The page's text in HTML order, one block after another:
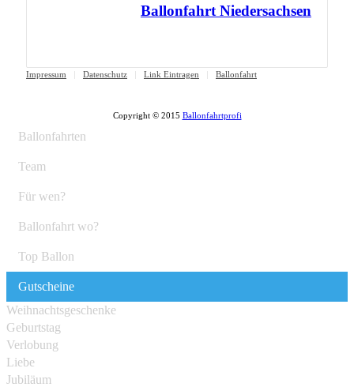
Ballonfahrt Niedersachsen
Impressum Datenschutz Link Eintragen Ballonfahrt
Copyright © 2015 Ballonfahrtprofi
Ballonfahrten
Team
Für wen?
Ballonfahrt wo?
Top Ballon
Gutscheine
Weihnachtsgeschenke
Geburtstag
Verlobung
Liebe
Jubiläum